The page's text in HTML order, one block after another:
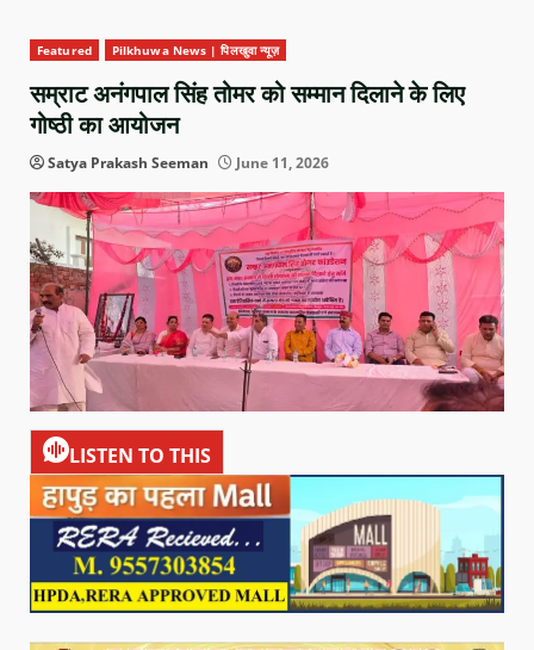
Featured Pilkhuwa News | पिलखुवा न्यूज़
सम्राट अनंगपाल सिंह तोमर को सम्मान दिलाने के लिए
गोष्ठी का आयोजन
Satya Prakash Seeman June 11, 2026
LISTEN TO THIS